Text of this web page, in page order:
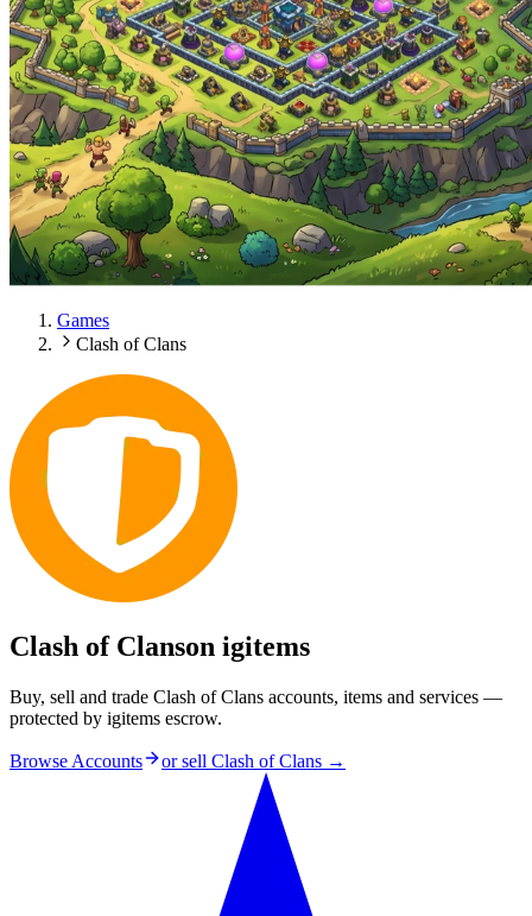
Games
Clash of Clans
Clash of Clanson igitems
Buy, sell and trade Clash of Clans accounts, items and services —
protected by igitems escrow.
Browse Accounts or sell Clash of Clans →